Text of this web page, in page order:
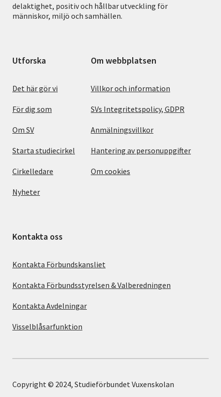
delaktighet, positiv och hållbar utveckling för
människor, miljö och samhällen.
Utforska
Det här gör vi
För dig som
Om SV
Starta studiecirkel
Cirkelledare
Nyheter
Om webbplatsen
Villkor och information
SVs Integritetspolicy, GDPR
Anmälningsvillkor
Hantering av personuppgifter
Om cookies
Kontakta oss
Kontakta Förbundskansliet
Kontakta Förbundsstyrelsen & Valberedningen
Kontakta Avdelningar
Visselblåsarfunktion
Copyright © 2024, Studieförbundet Vuxenskolan